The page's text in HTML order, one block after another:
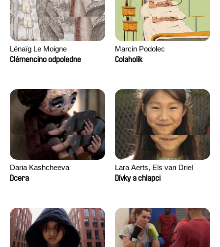
Lénaïg Le Moigne
Clémencino odpoledne
Marcin Podolec
Colaholik
Daria Kashcheeva
Dcera
Lara Aerts, Els van Driel
Dívky a chlapci